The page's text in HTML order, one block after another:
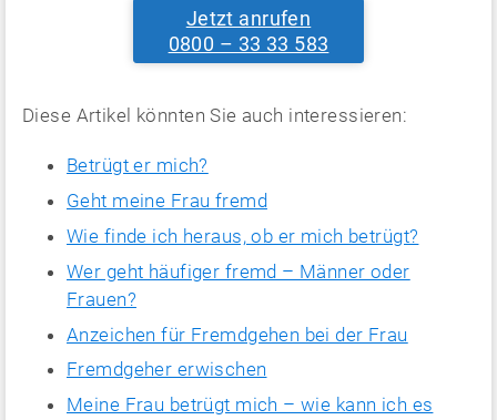
Jetzt anrufen
0800 – 33 33 583
Diese Artikel könnten Sie auch interessieren:
Betrügt er mich?
Geht meine Frau fremd
Wie finde ich heraus, ob er mich betrügt?
Wer geht häufiger fremd – Männer oder
Frauen?
Anzeichen für Fremdgehen bei der Frau
Fremdgeher erwischen
Meine Frau betrügt mich – wie kann ich es